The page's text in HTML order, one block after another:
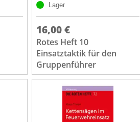
Lager
16,00 €
Rotes Heft 10
Einsatztaktik für den
Gruppenführer